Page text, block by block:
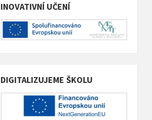
INOVATIVNÍ UČENÍ
DIGITALIZUJEME ŠKOLU